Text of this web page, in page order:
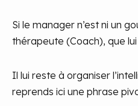
Si le manager n’est ni un
thérapeute (Coach), que
Il lui reste à organiser
reprends ici une phrase